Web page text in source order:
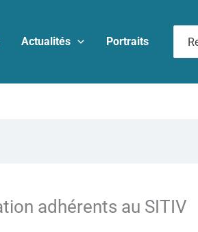
Actualités Portraits
adhérents au SITIV